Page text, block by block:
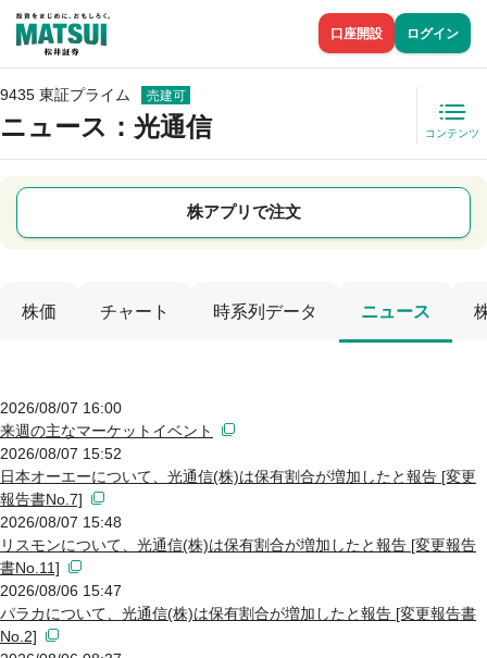
口座開設 ログイン
9435 東証プライム 売建可
ニュース ：光通信 コンテンツ
株アプリで注文
株価 チャート 時系列データ ニュース
2026/08/07 16:00
来週の主なマーケットイベント
2026/08/07 15:52
日本オーエーについて、光通信(株)は保有割合が増加したと報告 [変更
報告書No.7]
2026/08/07 15:48
リスモンについて、光通信(株)は保有割合が増加したと報告 [変更報告
書No.11]
2026/08/06 15:47
パラカについて、光通信(株)は保有割合が増加したと報告 [変更報告書
No.2]